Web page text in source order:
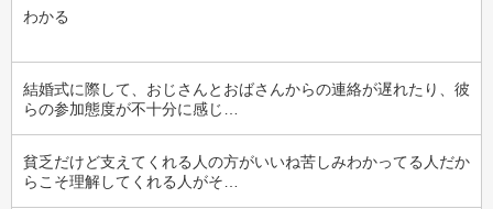
わかる
結婚式に際して、おじさんとおばさんからの連絡が遅れたり、彼
らの参加態度が不十分に感じ…
貧乏だけど支えてくれる人の方がいいね苦しみわかってる人だか
らこそ理解してくれる人がそ…